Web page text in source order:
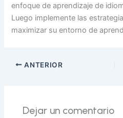
enfoque de aprendizaje de
Luego implemente las
maximizar su entorno de
ANTERIOR
Dejar un comentario